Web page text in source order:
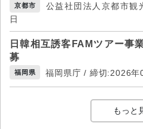
京都市
公益社団法人京都市
日
日韓相互誘客FAMツアー事
募
福岡県 福岡県庁 / 締切:2026年
もっと